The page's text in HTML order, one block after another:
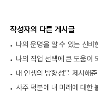
작성자의 다른 게시글
나의 운명을 알 수 있는 신비
나의 직업 선택에 큰 도움이
내 인생의 방향성을 제시해
사주 덕분에 내 미래에 대한